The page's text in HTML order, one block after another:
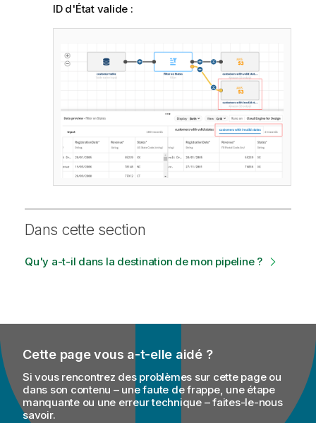
ID d'État valide :
Dans cette section
Qu'y a-t-il dans la destination de mon pipeline ?
Cette page vous a-t-elle aidé ?
Si vous rencontrez des problèmes sur cette page ou
dans son contenu – une faute de frappe, une étape
manquante ou une erreur technique – faites-le-nous
savoir.